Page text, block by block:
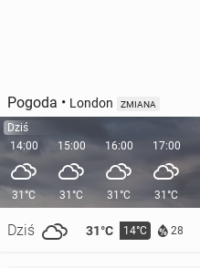
Pogoda • London ZMIANA
Dziś
14:00
31°C
Dziś 31°C 14°C 28
15:00
31°C
16:00
31°C
17:00
31°C